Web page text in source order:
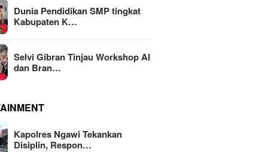
Dunia Pendidikan SMP tingkat
Kabupaten K…
Selvi Gibran Tinjau Workshop AI
dan Bran…
Kapolres Ngawi Tekankan
Disiplin, Respon…